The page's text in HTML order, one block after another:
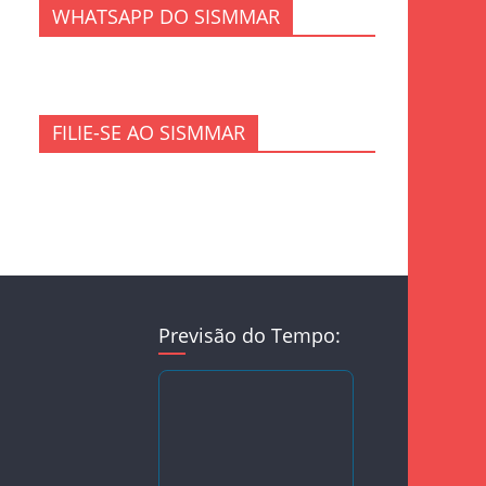
WHATSAPP DO SISMMAR
FILIE-SE AO SISMMAR
Previsão do Tempo: